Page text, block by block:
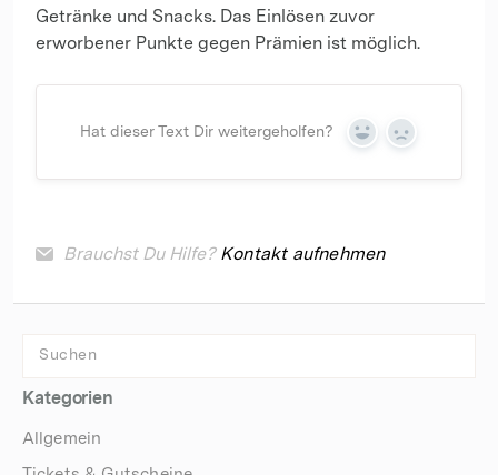
Getränke und Snacks. Das Einlösen zuvor
erworbener Punkte gegen Prämien ist möglich.
Hat dieser Text Dir weitergeholfen?
Yes No
Brauchst Du Hilfe? Kontakt aufnehmen
Kategorien
Allgemein